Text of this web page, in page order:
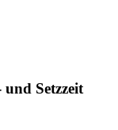
Setzzeit